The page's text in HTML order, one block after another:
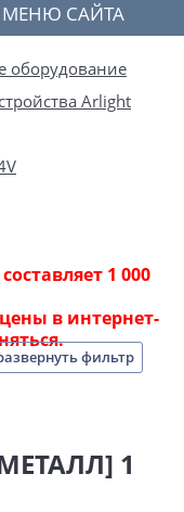
МЕНЮ САЙТА
оборудование
Arlight
1 000
в интернет-
фильтр
1